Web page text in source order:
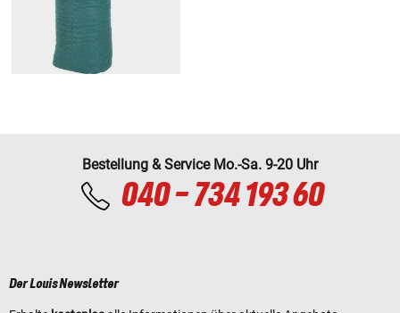
Bestellung & Service Mo.-Sa. 9-20 Uhr
040 - 734 193 60
Der Louis Newsletter